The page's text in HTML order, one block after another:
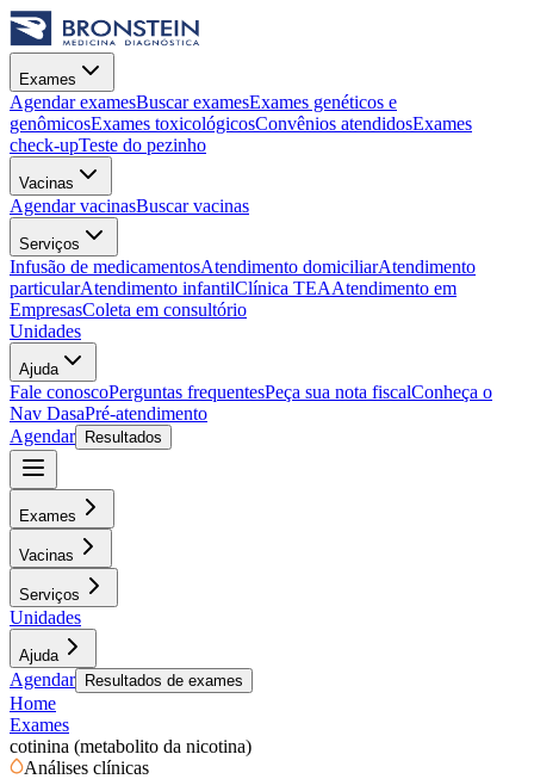
Exames
Agendar examesBuscar examesExames genéticos e
genômicosExames toxicológicosConvênios atendidosExames
check-upTeste do pezinho
Vacinas
Agendar vacinasBuscar vacinas
Serviços
Infusão de medicamentosAtendimento domiciliarAtendimento
particularAtendimento infantilClínica TEAAtendimento em
EmpresasColeta em consultório
Unidades
Ajuda
Fale conoscoPerguntas frequentesPeça sua nota fiscalConheça o
Nav DasaPré-atendimento
Agendar
Resultados
Exames
Vacinas
Serviços
Unidades
Ajuda
Agendar Resultados de exames
Home
Exames
cotinina (metabolito da nicotina)
Análises clínicas